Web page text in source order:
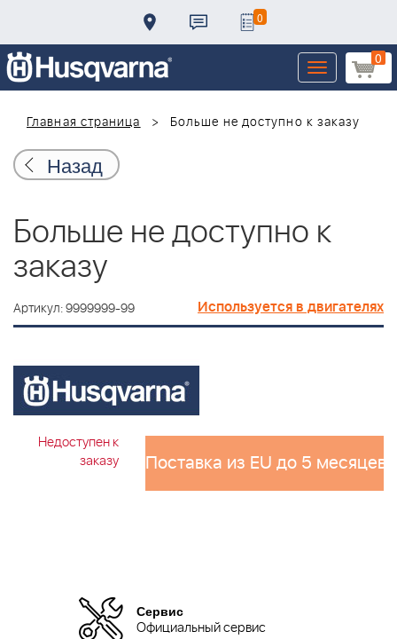
0
0
Toggle
navigation
Главная страница
Больше не доступно к заказу
Назад
Больше не доступно к
заказу
Артикул: 9999999-99 Используется в двигателях
Недоступен к
заказу
Поставка из EU до 5 месяцев
Сервис
Официальный сервис